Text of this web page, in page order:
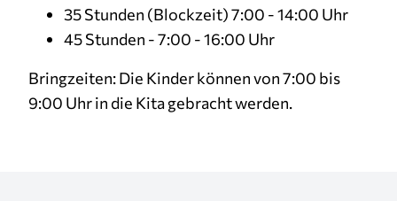
35 Stunden (Blockzeit) 7:00 - 14:00 Uhr
45 Stunden - 7:00 - 16:00 Uhr
Bringzeiten: Die Kinder können von 7:00 bis
9:00 Uhr in die Kita gebracht werden.